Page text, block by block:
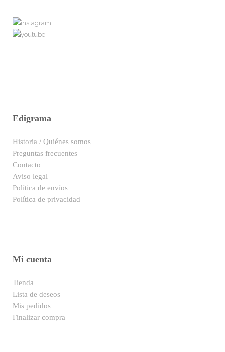
Edigrama
Historia / Quiénes somos
Preguntas frecuentes
Contacto
Aviso legal
Política de envíos
Política de privacidad
Mi cuenta
Tienda
Lista de deseos
Mis pedidos
Finalizar compra